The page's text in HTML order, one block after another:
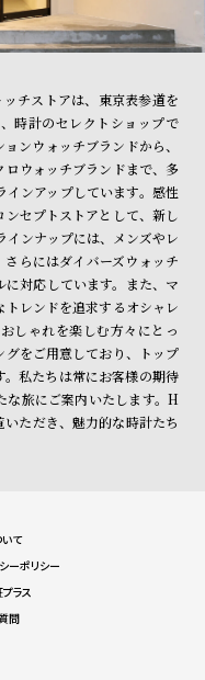
チストアは、東京表参道を
時計のセレクトショップで
ンウォッチブランドから、
ウォッチブランドまで、多
ンアップしています。感性
セプトストアとして、新し
インナップには、メンズやレ
らにはダイバーズウォッチ
対応しています。また、マ
レンドを追求するオシャレ
しゃれを楽しむ方々にとっ
をご用意しており、トップ
私たちは常にお客様の期待
な旅にご案内いたします。H
ただき、魅力的な時計たち
て
ーポリシー
ラス
問